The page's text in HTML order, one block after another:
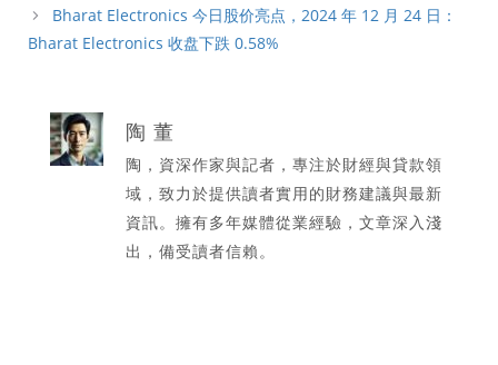
Bharat Electronics 今日股价亮点，2024 年 12 月 24 日：
Bharat Electronics 收盘下跌 0.58%
陶 董
陶，資深作家與記者，專注於財經與貸款領
域，致力於提供讀者實用的財務建議與最新
資訊。擁有多年媒體從業經驗，文章深入淺
出，備受讀者信賴。